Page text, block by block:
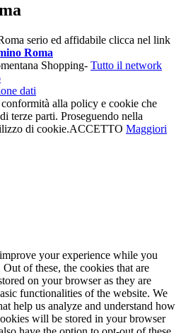
serio ed affidabile clicca nel link
Roma
Shopping- Tutto il network
dati
alla policy e cookie che
terze parti. Proseguendo nella
di cookie.ACCETTO Maggiori
your experience while you
of these, the cookies that are
on your browser as they are
functionalities of the website. We
help us analyze and understand how
will be stored in your browser